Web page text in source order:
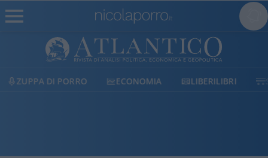
ECONOMIA LIBERILIBRI SHOP SOSTIENICI